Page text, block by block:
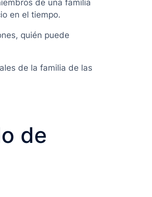
de una familia
en el tiempo.
quién puede
de la familia de las
de